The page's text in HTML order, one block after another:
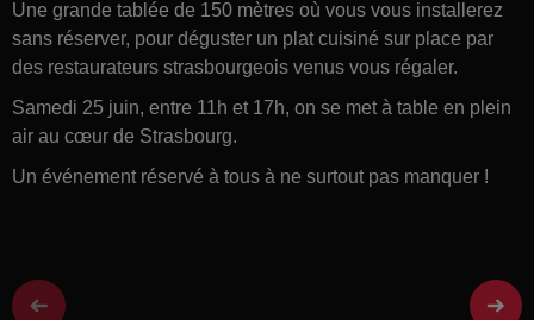
Une grande tablée de 150 mètres où vous vous installerez
sans réserver, pour déguster un plat cuisiné sur place par
des restaurateurs strasbourgeois venus vous régaler.
Samedi 25 juin, entre 11h et 17h, on se met à table en plein
air au cœur de Strasbourg.
Un événement réservé à tous à ne surtout pas manquer !